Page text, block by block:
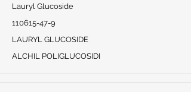
Lauryl Glucoside
110615-47-9
LAURYL GLUCOSIDE
ALCHIL POLIGLUCOSIDI